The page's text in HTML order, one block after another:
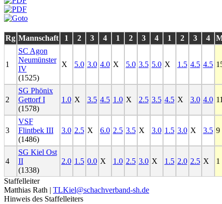
Rg Mannschaft 1 2 3 4 1 2 3 4 1 2 3 4
1
SC Agon
Neumünster
IV
(1525)
X 5.0 3.0 4.0 X 5.0 3.5 5.0 X 1.5 4.5 4.5
2
SG Phönix
Gettorf I
(1578)
1.0 X 3.5 4.5 1.0 X 2.5 3.5 4.5 X 3.0 4.0
3
VSF
Flintbek III
(1486)
3.0 2.5 X 6.0 2.5 3.5 X 3.0 1.5 3.0 X 3.5 9
4
SG Kiel Ost
II
(1338)
2.0 1.5 0.0 X 1.0 2.5 3.0 X 1.5 2.0 2.5 X 1
Staffelleiter
Matthias Rath | TLKiel@schachverband-sh.de
Hinweis des Staffelleiters